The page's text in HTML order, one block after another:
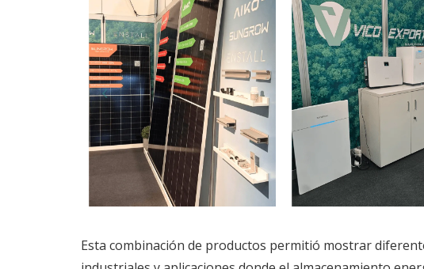
Esta combinación de productos permitió mostrar